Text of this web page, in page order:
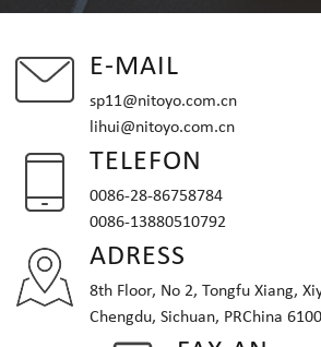
E-MAIL
sp11@nitoyo.com.cn
lihui@nitoyo.com.cn
TELEFON
0086-28-86758784
0086-13880510792
ADRESS
8th Floor, No 2, Tongfu Xiang,
Chengdu, Sichuan, PRChina